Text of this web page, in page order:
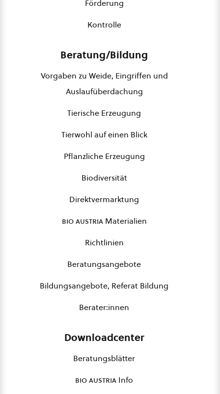
Förderung
Kontrolle
Beratung/Bildung
Vorgaben zu Weide, Eingriffen und
Auslaufüberdachung
Tierische Erzeugung
Tierwohl auf einen Blick
Pflanzliche Erzeugung
Biodiversität
Direktvermarktung
bio austriaMaterialien
Richtlinien
Beratungsangebote
Bildungsangebote, Referat Bildung
Berater:innen
Downloadcenter
Beratungsblätter
bio austria Info